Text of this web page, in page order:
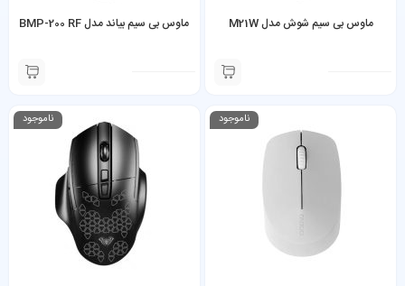
ماوس بی سیم شوش مدل M21W ماوس بی سیم بیاند مدل BMP-200 RF
ناموجود ناموجود